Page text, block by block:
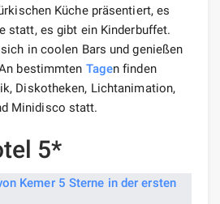
Küche präsentiert, es
statt, es gibt ein Kinderbuffet.
in coolen Bars und genießen
bestimmten Tagen finden
Diskotheken, Lichtanimation,
Minidisco statt.
5*